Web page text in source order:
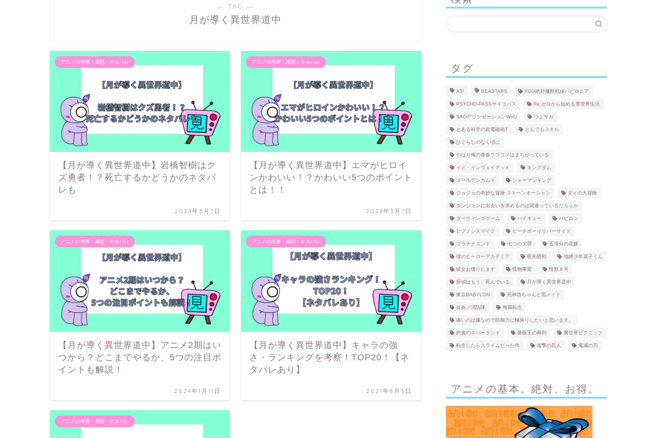
― TAG ―
月が導く異世界道中
アニメの考察・感想・ネタバレ
【月が導く異世界道中】岩橋智樹はク
ズ勇者！？死亡するかどうかのネタバ
レも
2024年3月7日
アニメの考察・感想・ネタバレ
【月が導く異世界道中】エマがヒロイ
ンかわいい！？かわいい5つのポイント
とは！！
2024年3月7日
アニメの考察・感想・ネタバレ
【月が導く異世界道中】アニメ2期はい
つから？どこまでやるか、5つの注目ポ
イントも解説！
2024年1月11日
アニメの考察・感想・ネタバレ
【月が導く異世界道中】キャラの強
さ・ランキングを考察！TOP20！【ネ
タバレあり】
2021年8月3日
アニメの考察・感想・ネタバレ
タグ
A3! BEASTARS FGO絶対魔獣戦線バビロニア
PSYCHO-PASSサイコパス Re:ゼロから始める異世界生活
SAOアリシゼーションWoU つよサガ
とある科学の超電磁砲T とんでもスキル
ひぐらしのなく頃に
やはり俺の青春ラブコメはまちがっている
イド・インヴェイデッド キングダム
ゴールデンカムイ シャーマンキング
ジョジョの奇妙な冒険 ストーンオーシャン ダイの大冒険
ダンジョンに出会いを求めるのは間違っているだろうか
ダーウィンズゲーム ハイキュー バビロン
ヒプノシスマイク ピーチボーイリバーサイド
プラチナエンド 七つの大罪 五等分の花嫁
僕のヒーローアカデミア 呪術廻戦 地縛少年花子くん
彼女お借りします 怪物事変 怪獣８号
探偵はもう、死んでいる 月が導く異世界道中
東京BABYLON 死神坊ちゃんと黒メイド
炎炎ノ消防隊 無職転生
痛いのは嫌なので防御力に極振りしたいと思います。
約束のネバーランド 薔薇王の葬列 裏世界ピクニック
転生したらスライムだった件 進撃の巨人 鬼滅の刃
アニメの基本。絶対、お得。